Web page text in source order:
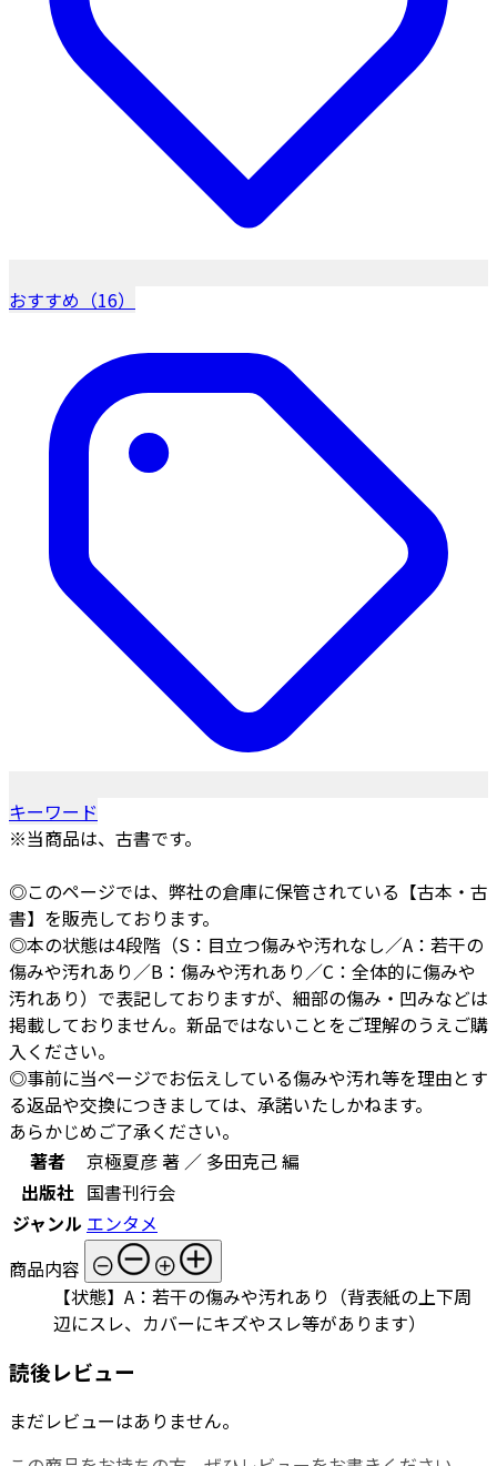
おすすめ（16）
キーワード
※当商品は、古書です。
◎このページでは、弊社の倉庫に保管されている【古本・古
書】を販売しております。
◎本の状態は4段階（S：目立つ傷みや汚れなし／A：若干の
傷みや汚れあり／B：傷みや汚れあり／C：全体的に傷みや
汚れあり）で表記しておりますが、細部の傷み・凹みなどは
掲載しておりません。新品ではないことをご理解のうえご購
入ください。
◎事前に当ページでお伝えしている傷みや汚れ等を理由とす
る返品や交換につきましては、承諾いたしかねます。
あらかじめご了承ください。
著者
京極夏彦 著 ／ 多田克己 編
出版社 国書刊行会
ジャンル エンタメ
商品内容
【状態】A：若干の傷みや汚れあり（背表紙の上下周
辺にスレ、カバーにキズやスレ等があります）
読後レビュー
まだレビューはありません。